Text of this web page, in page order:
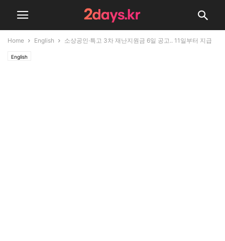
Home English 소상공인·특고 3차 재난지원금 6일 공고.. 11일부터 지급
English